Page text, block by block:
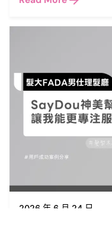
2026 年 6 月 24 日